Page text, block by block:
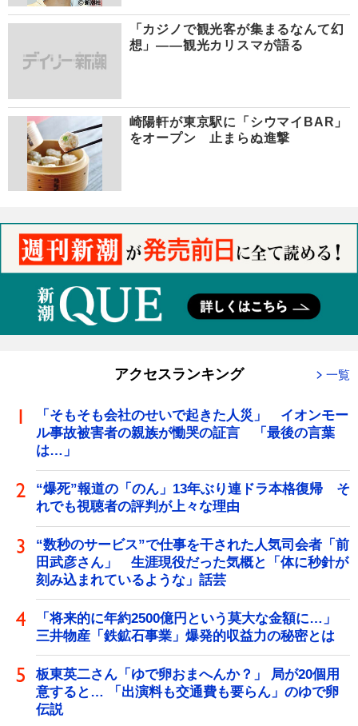
「カジノで観光客が集まるなんて幻
想」――観光カリスマが語る
崎陽軒が東京駅に「シウマイBAR」
をオープン 止まらぬ進撃
アクセスランキング 一覧
「そもそも会社のせいで起きた人災」 イオンモー
ル事故被害者の親族が慟哭の証言 「最後の言葉
は…」
“爆死”報道の「のん」13年ぶり連ドラ本格復帰 そ
れでも視聴者の評判が上々な理由
“数秒のサービス”で仕事を干された人気司会者「前
田武彦さん」 生涯現役だった気概と「体に秒針が
刻み込まれているような」話芸
「将来的に年約2500億円という莫大な金額に…」
三井物産「鉄鉱石事業」爆発的収益力の秘密とは
板東英二さん「ゆで卵おまへんか？」 局が20個用
意すると… 「出演料も交通費も要らん」のゆで卵
伝説